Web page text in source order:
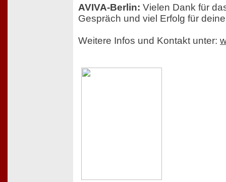
AVIVA-Berlin: Vielen Dank für
Gespräch und viel Erfolg für
Weitere Infos und Kontakt unter: